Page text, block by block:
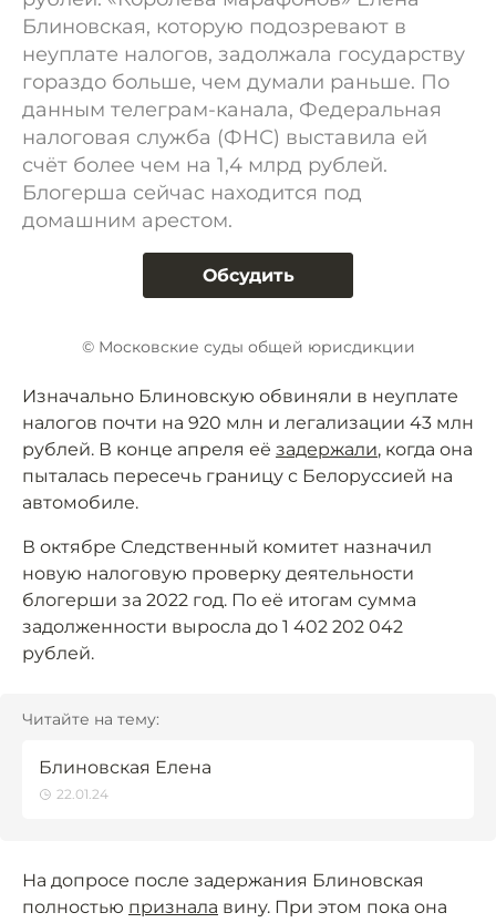
Блиновская, которую подозревают в
неуплате налогов, задолжала государству
гораздо больше, чем думали раньше. По
данным телеграм-канала, Федеральная
налоговая служба (ФНС) выставила ей
счёт более чем на 1,4 млрд рублей.
Блогерша сейчас находится под
домашним арестом.
Обсудить
© Московские суды общей юрисдикции
Изначально Блиновскую обвиняли в неуплате
налогов почти на 920 млн и легализации 43 млн
рублей. В конце апреля её задержали, когда она
пыталась пересечь границу с Белоруссией на
автомобиле.
В октябре Следственный комитет назначил
новую налоговую проверку деятельности
блогерши за 2022 год. По её итогам сумма
задолженности выросла до 1 402 202 042
рублей.
Читайте на тему:
Блиновская Елена
22.01.24
На допросе после задержания Блиновская
полностью признала вину. При этом пока она